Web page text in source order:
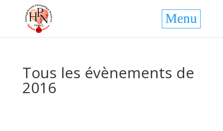
Tous les évènements de
2016